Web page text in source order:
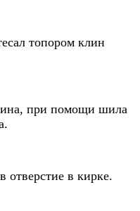
топором клин
при помощи шила
отверстие в кирке.